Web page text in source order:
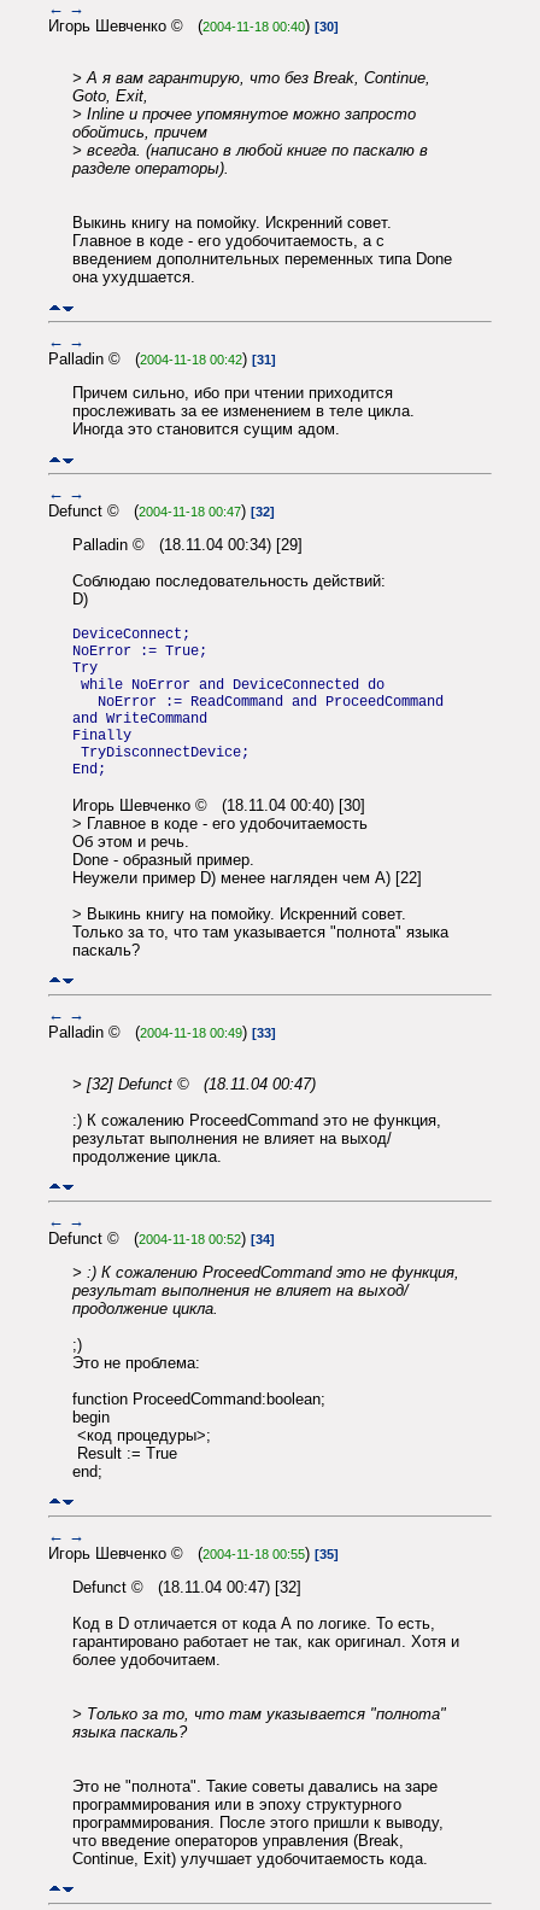
← →
Игорь Шевченко © (2004-11-18 00:40) [30]
> А я вам гарантирую, что без Break, Continue,
Goto, Exit,
> Inline и прочее упомянутое можно запросто
обойтись, причем
> всегда. (написано в любой книге по паскалю в
разделе операторы).
Выкинь книгу на помойку. Искренний совет.
Главное в коде - его удобочитаемость, а с
введением дополнительных переменных типа Done
она ухудшается.
← →
Palladin © (2004-11-18 00:42) [31]
Причем сильно, ибо при чтении приходится
прослеживать за ее изменением в теле цикла.
Иногда это становится сущим адом.
← →
Defunct © (2004-11-18 00:47) [32]
Palladin © (18.11.04 00:34) [29]
Соблюдаю последовательность действий:
D)
DeviceConnect;
NoError := True;
Try
while NoError and DeviceConnected do
NoError := ReadCommand and ProceedCommand
and WriteCommand
Finally
TryDisconnectDevice;
End;
Игорь Шевченко © (18.11.04 00:40) [30]
> Главное в коде - его удобочитаемость
Об этом и речь.
Done - образный пример.
Неужели пример D) менее нагляден чем A) [22]
> Выкинь книгу на помойку. Искренний совет.
Только за то, что там указывается "полнота" языка
паскаль?
← →
Palladin © (2004-11-18 00:49) [33]
> [32] Defunct © (18.11.04 00:47)
:) К сожалению ProceedCommand это не функция,
результат выполнения не влияет на выход/
продолжение цикла.
← →
Defunct © (2004-11-18 00:52) [34]
> :) К сожалению ProceedCommand это не функция,
результат выполнения не влияет на выход/
продолжение цикла.
;)
Это не проблема:
function ProceedCommand:boolean;
begin
<код процедуры>;
Result := True
end;
← →
Игорь Шевченко © (2004-11-18 00:55) [35]
Defunct © (18.11.04 00:47) [32]
Код в D отличается от кода А по логике. То есть,
гарантировано работает не так, как оригинал. Хотя и
более удобочитаем.
> Только за то, что там указывается "полнота"
языка паскаль?
Это не "полнота". Такие советы давались на заре
программирования или в эпоху структурного
программирования. После этого пришли к выводу,
что введение операторов управления (Break,
Continue, Exit) улучшает удобочитаемость кода.